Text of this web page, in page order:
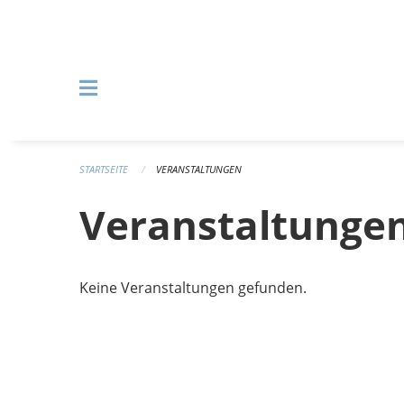
STARTSEITE VERANSTALTUNGEN
Keine Veranstaltungen gefunden.